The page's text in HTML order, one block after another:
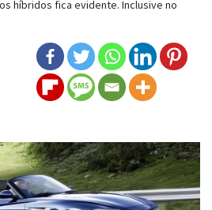
híbridos fica evidente. Inclusive no